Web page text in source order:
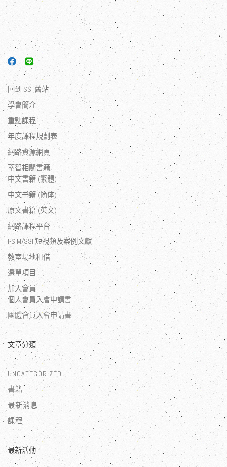
回到 SSI 舊站
學會簡介
重點課程
年度課程規劃表
網路資源網頁
萃智相關書籍
中文書籍 (繁體)
中文书籍 (简体)
原文書籍 (英文)
網路課程平台
I-SIM/SSI 短視頻及案例文獻
教室場地租借
選單項目
加入會員
個人會員入會申請書
團體會員入會申請書
文章分類
UNCATEGORIZED
書籍
最新消息
課程
最新活動